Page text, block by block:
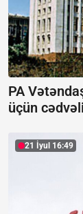
PA
üçün
21 İyul 16:49